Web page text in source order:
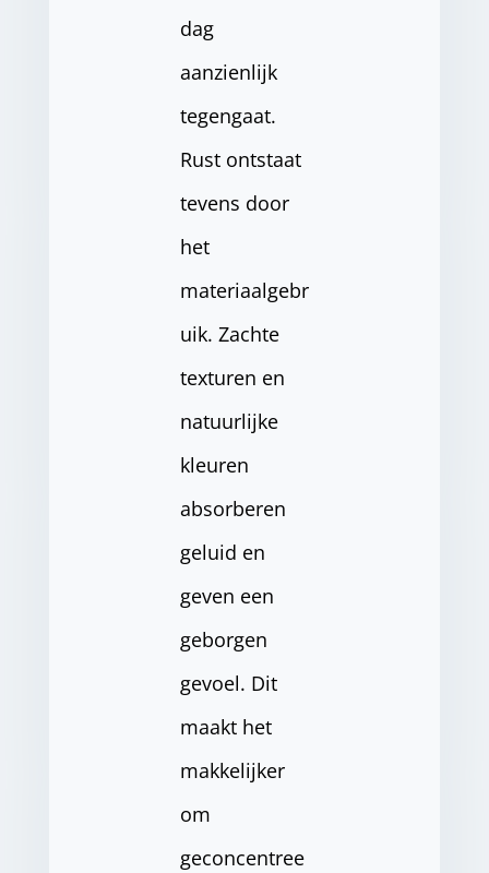
dag
aanzienlijk
tegengaat.
Rust ontstaat
tevens door
het
materiaalgebr
uik. Zachte
texturen en
natuurlijke
kleuren
absorberen
geluid en
geven een
geborgen
gevoel. Dit
maakt het
makkelijker
om
geconcentree